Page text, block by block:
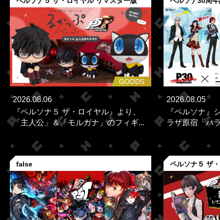
GOODS
2026.08.06
『ペルソナ５ ザ・ロイヤル』より、
「主人公」＆「モルガナ」のフィギ...
2026.08.05
『ペルソナ』
ラザ原宿「ハ
false ペルソナ５ ザ